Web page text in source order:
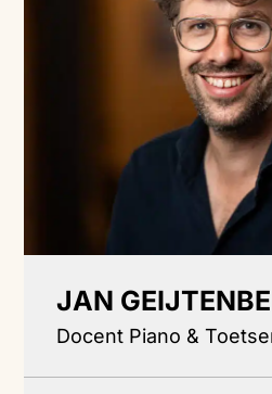
JAN
Docent Piano &